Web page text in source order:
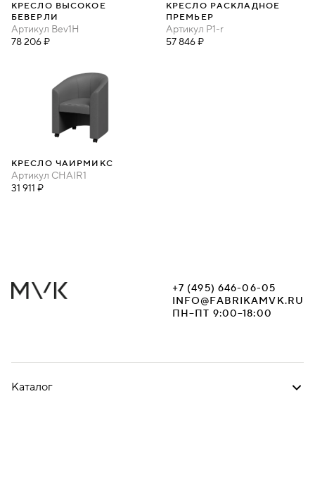
КРЕСЛО ВЫСОКОЕ
БЕВЕРЛИ
Артикул Bev1H
78 206 ₽
КРЕСЛО РАСКЛАДНОЕ
ПРЕМЬЕР
Артикул P1-r
57 846 ₽
КРЕСЛО ЧАИРМИКС
Артикул CHAIR1
31 911 ₽
+7 (495) 646-06-05
INFO@FABRIKAMVK.RU
ПН–ПТ 9:00–18:00
Каталог